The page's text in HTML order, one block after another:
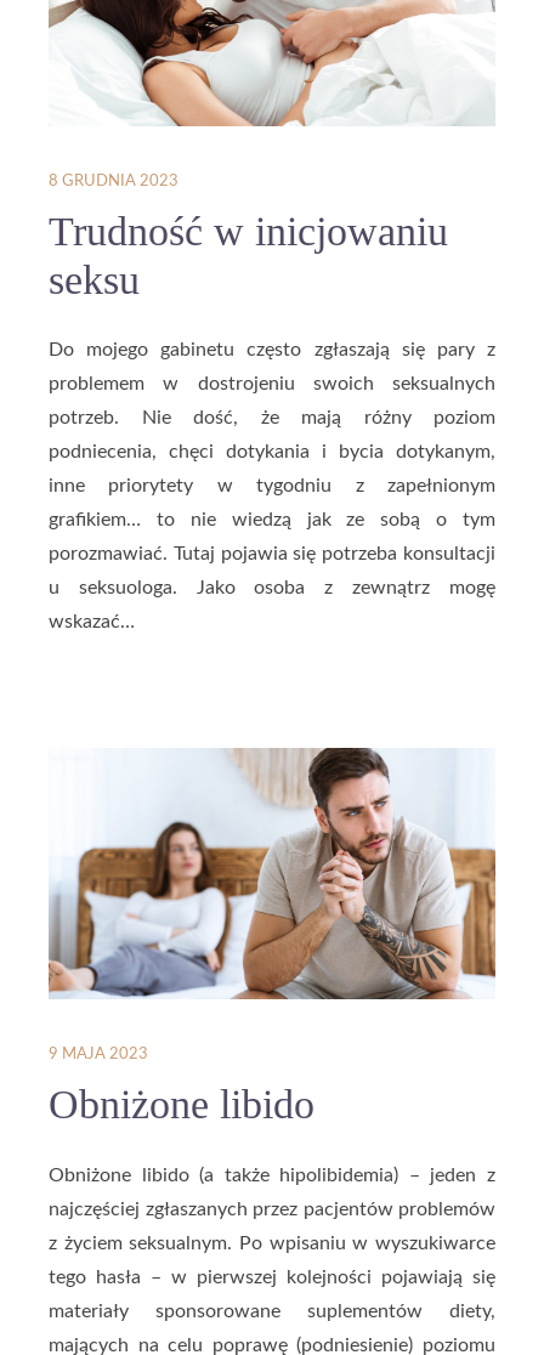
8 GRUDNIA 2023
Trudność w inicjowaniu
seksu
Do mojego gabinetu często zgłaszają się pary z
problemem w dostrojeniu swoich seksualnych
potrzeb. Nie dość, że mają różny poziom
podniecenia, chęci dotykania i bycia dotykanym,
inne priorytety w tygodniu z zapełnionym
grafikiem… to nie wiedzą jak ze sobą o tym
porozmawiać. Tutaj pojawia się potrzeba konsultacji
u seksuologa. Jako osoba z zewnątrz mogę
wskazać…
9 MAJA 2023
Obniżone libido
Obniżone libido (a także hipolibidemia) – jeden z
najczęściej zgłaszanych przez pacjentów problemów
z życiem seksualnym. Po wpisaniu w wyszukiwarce
tego hasła – w pierwszej kolejności pojawiają się
materiały sponsorowane suplementów diety,
mających na celu poprawę (podniesienie) poziomu